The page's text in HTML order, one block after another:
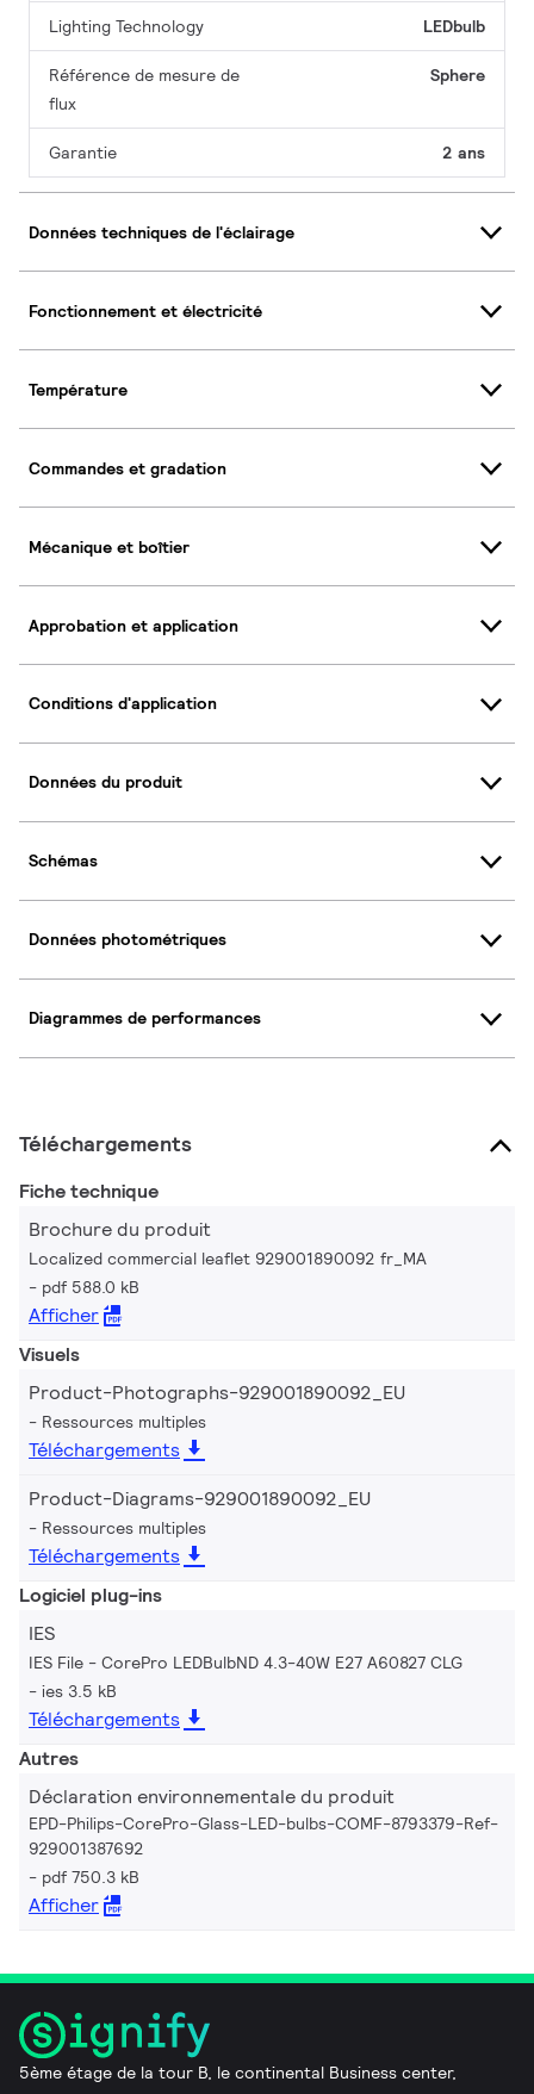
Lighting Technology LEDbulb
Référence de mesure de
flux
Sphere
Garantie 2 ans
Données techniques de l'éclairage
Fonctionnement et électricité
Température
Commandes et gradation
Mécanique et boîtier
Approbation et application
Conditions d'application
Données du produit
Schémas
Données photométriques
Diagrammes de performances
Téléchargements
Fiche technique
Brochure du produit
Localized commercial leaflet 929001890092 fr_MA
pdf 588.0 kB
Afficher
Visuels
Product-Photographs-929001890092_EU
Ressources multiples
Téléchargements
Product-Diagrams-929001890092_EU
Ressources multiples
Téléchargements
Logiciel plug-ins
IES
IES File - CorePro LEDBulbND 4.3-40W E27 A60827 CLG
ies 3.5 kB
Téléchargements
Autres
Déclaration environnementale du produit
EPD-Philips-CorePro-Glass-LED-bulbs-COMF-8793379-Ref-
929001387692
pdf 750.3 kB
Afficher
5ème étage de la tour B, le continental Business center,